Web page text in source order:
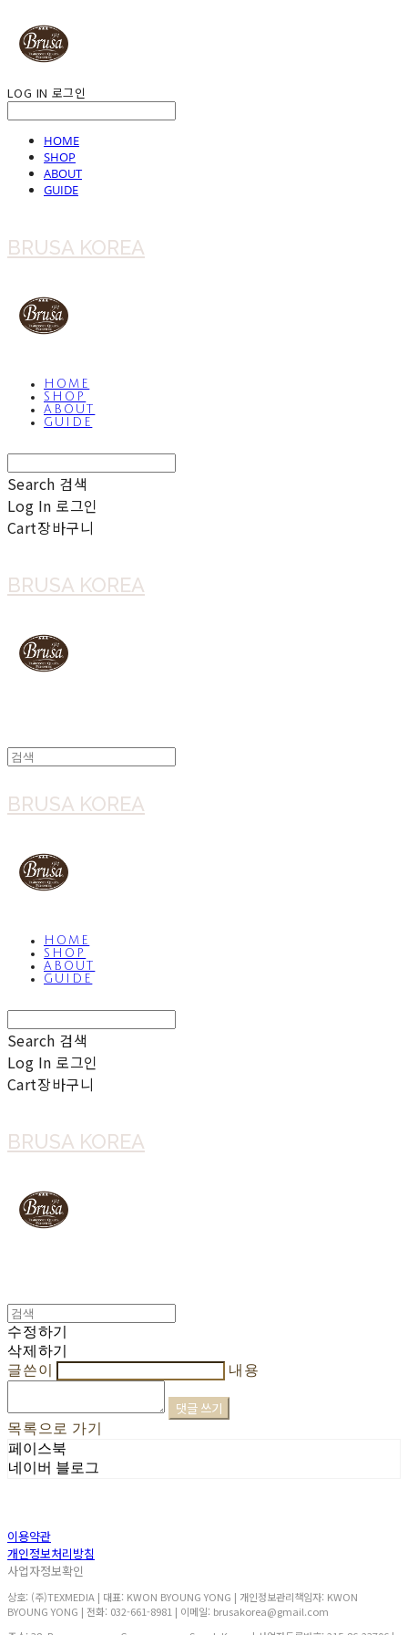
LOG IN 로그인
HOME
SHOP
ABOUT
GUIDE
BRUSA KOREA
HOME
SHOP
ABOUT
GUIDE
Search 검색
Log In 로그인
Cart장바구니
BRUSA KOREA
BRUSA KOREA
HOME
SHOP
ABOUT
GUIDE
Search 검색
Log In 로그인
Cart장바구니
BRUSA KOREA
수정하기
삭제하기
글쓴이
내용
댓글 쓰기
목록으로 가기
페이스북
네이버 블로그
이용약관
개인정보처리방침
사업자정보확인
상호: (주)TEXMEDIA | 대표: KWON BYOUNG YONG | 개인정보관리책임자: KWON
BYOUNG YONG | 전화: 032-661-8981 | 이메일: brusakorea@gmail.com